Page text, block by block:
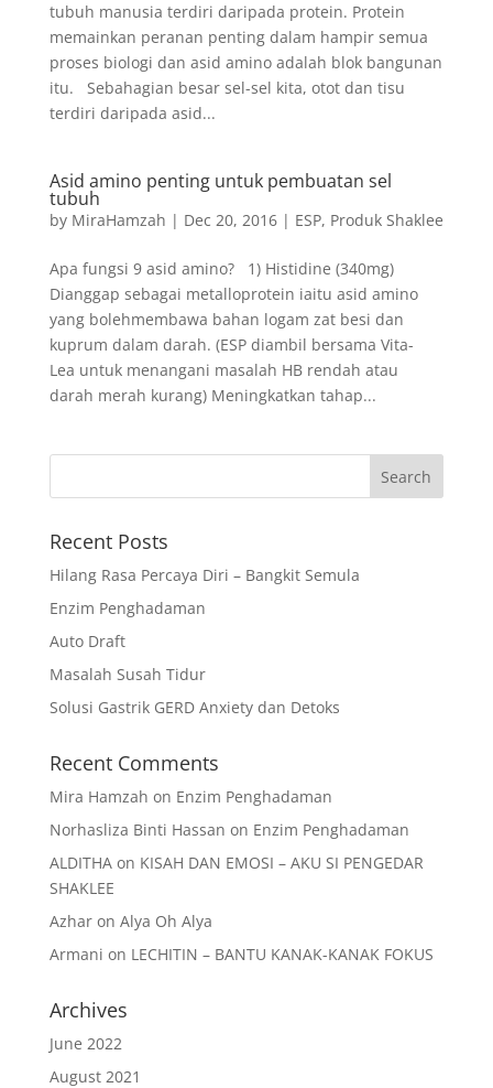
tubuh manusia terdiri daripada protein. Protein
memainkan peranan penting dalam hampir semua
proses biologi dan asid amino adalah blok bangunan
itu. Sebahagian besar sel-sel kita, otot dan tisu
terdiri daripada asid...
Asid amino penting untuk pembuatan sel
tubuh
by MiraHamzah | Dec 20, 2016| ESP, Produk Shaklee
Apa fungsi 9 asid amino? 1) Histidine (340mg)
Dianggap sebagai metalloprotein iaitu asid amino
yang bolehmembawa bahan logam zat besi dan
kuprum dalam darah. (ESP diambil bersama Vita-
Lea untuk menangani masalah HB rendah atau
darah merah kurang) Meningkatkan tahap...
Recent Posts
Hilang Rasa Percaya Diri – Bangkit Semula
Enzim Penghadaman
Auto Draft
Masalah Susah Tidur
Solusi Gastrik GERD Anxiety dan Detoks
Recent Comments
Mira Hamzah on Enzim Penghadaman
Norhasliza Binti Hassan on Enzim Penghadaman
ALDITHAon KISAH DAN EMOSI – AKU SI PENGEDAR
SHAKLEE
Azharon Alya Oh Alya
Armani on LECHITIN – BANTU KANAK-KANAK FOKUS
Archives
June 2022
August 2021